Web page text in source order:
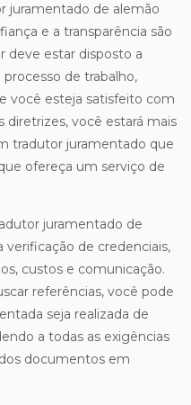
juramentado de alemão
e a transparência são
deve estar disposto a
de trabalho,
você esteja satisfeito com
diretrizes, você estará mais
tradutor juramentado que
ofereça um serviço de
juramentado de
verificação de credenciais,
custos e comunicação.
referências, você pode
seja realizada de
a todas as exigências
documentos em